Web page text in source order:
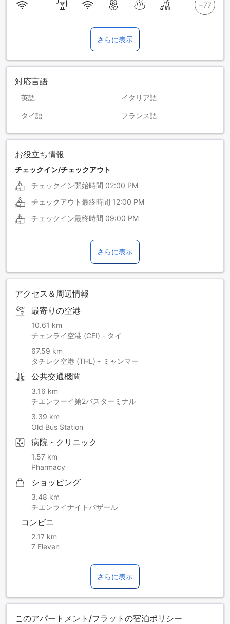
さらに表示
対応言語
英語 イタリア語
タイ語 フランス語
お役立ち情報
チェックイン/チェックアウト
チェックイン開始時間 02:00 PM
チェックアウト最終時間 12:00 PM
チェックイン最終時間 09:00 PM
さらに表示
アクセス＆周辺情報
最寄りの空港
10.61 km
チェンライ空港 (CEI) - タイ
67.59 km
タチレク空港 (THL) - ミャンマー
公共交通機関
3.16 km
チエンラーイ第2バスターミナル
3.39 km
Old Bus Station
病院・クリニック
1.57 km
Pharmacy
ショッピング
3.48 km
チエンライナイトバザール
コンビニ
2.17 km
7 Eleven
さらに表示
このアパートメント/フラットの宿泊ポリシー